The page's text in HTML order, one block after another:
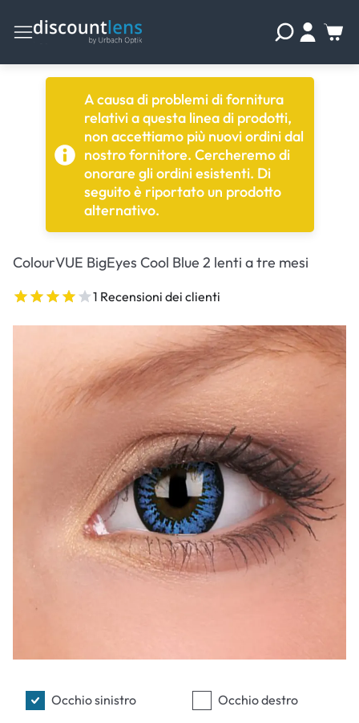
A causa di problemi di fornitura
relativi a questa linea di prodotti,
non accettiamo più nuovi ordini dal
nostro fornitore. Cercheremo di
onorare gli ordini esistenti. Di
seguito è riportato un prodotto
alternativo.
ColourVUE BigEyes Cool Blue 2 lenti a tre mesi
1 Recensioni dei clienti
Occhio sinistro Occhio destro